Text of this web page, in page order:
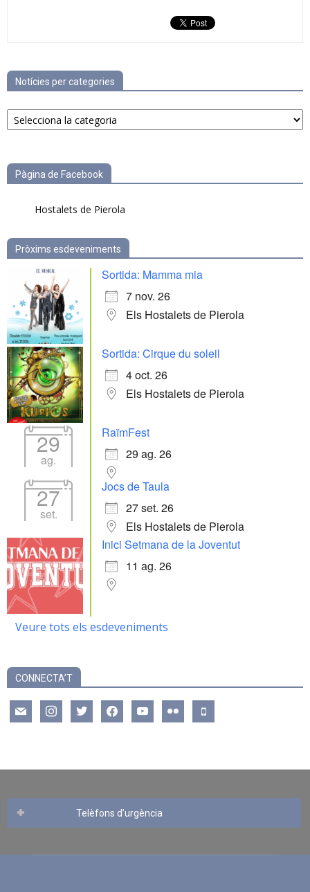
Notícies per categories
Notícies
per
Pàgina de Facebook
Hostalets de Pierola
Pròxims esdeveniments
Sortida: Mamma mia
7 nov. 26
Els Hostalets de Pierola
Sortida: Cirque du soleil
4 oct. 26
Els Hostalets de Pierola
29
ag.
RaïmFest
29 ag. 26
27
set.
Jocs de Taula
27 set. 26
Els Hostalets de Pierola
Inici Setmana de la Joventut
11 ag. 26
Veure tots els esdeveniments
CONNECTA’T
mail instagramtwitter facebookyoutube flickr mobile
Telèfons d’urgència